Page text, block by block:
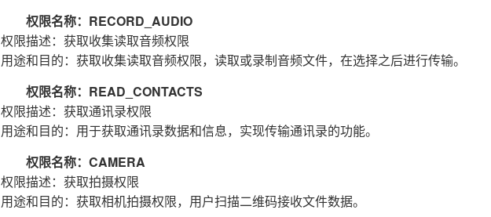
权限名称：RECORD_AUDIO
权限描述：获取收集读取音频权限
用途和目的：获取收集读取音频权限，读取或录制音频文件，在选择之后进行传输。
权限名称：READ_CONTACTS
权限描述：获取通讯录权限
用途和目的：用于获取通讯录数据和信息，实现传输通讯录的功能。
权限名称：CAMERA
权限描述：获取拍摄权限
用途和目的：获取相机拍摄权限，用户扫描二维码接收文件数据。